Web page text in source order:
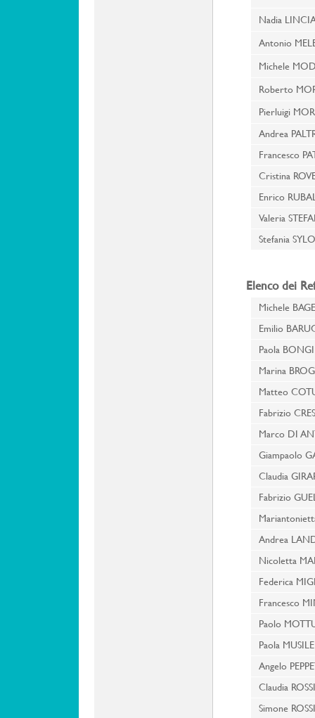
Nadia
Antonio
Michele
Roberto
Pierluigi
Andrea
Francesco
Cristina
Enrico
Valeria
Stefania
Elenco dei
Michele
Emilio
Paola
Marina
Matteo
Fabrizio
Marco DI
Giampaolo
Claudia
Fabrizio
Andrea
Nicoletta
Federica
Francesco
Paolo
Paola
Angelo
Claudia ROSSI
Simone ROSSI